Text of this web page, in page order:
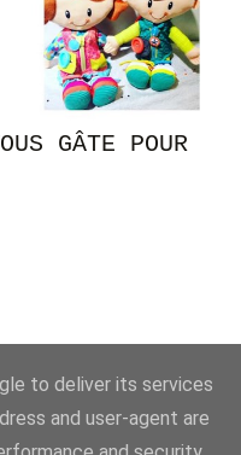
GÂTE POUR
to deliver its services
and user-agent are